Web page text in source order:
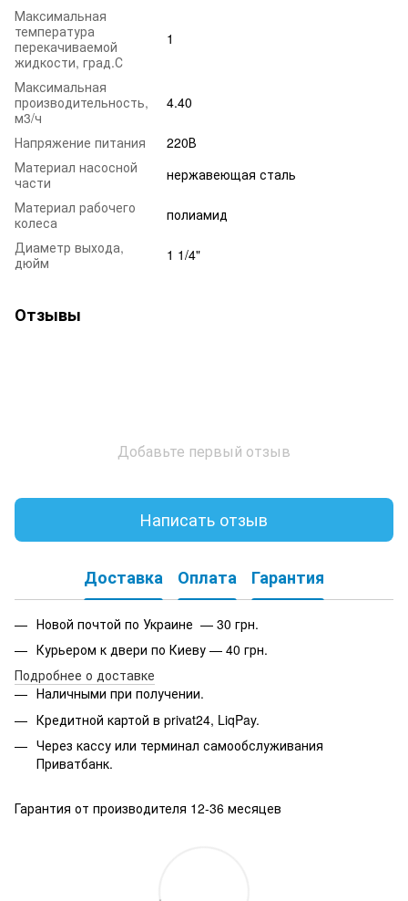
Максимальная
температура
перекачиваемой
жидкости, град.С
1
Максимальная
производительность,
м3/ч
4.40
Напряжение питания
220В
Материал насосной
части
нержавеющая сталь
Материал рабочего
колеса
полиамид
Диаметр выхода,
дюйм
1 1/4"
Отзывы
Добавьте первый отзыв
Написать отзыв
Доставка Оплата Гарантия
Новой почтой по Украине — 30 грн.
Курьером к двери по Киеву — 40 грн.
Подробнее о доставке
Наличными при получении.
Кредитной картой в privat24, LiqPay.
Через кассу или терминал самообслуживания
Приватбанк.
Гарантия от производителя 12-36 месяцев